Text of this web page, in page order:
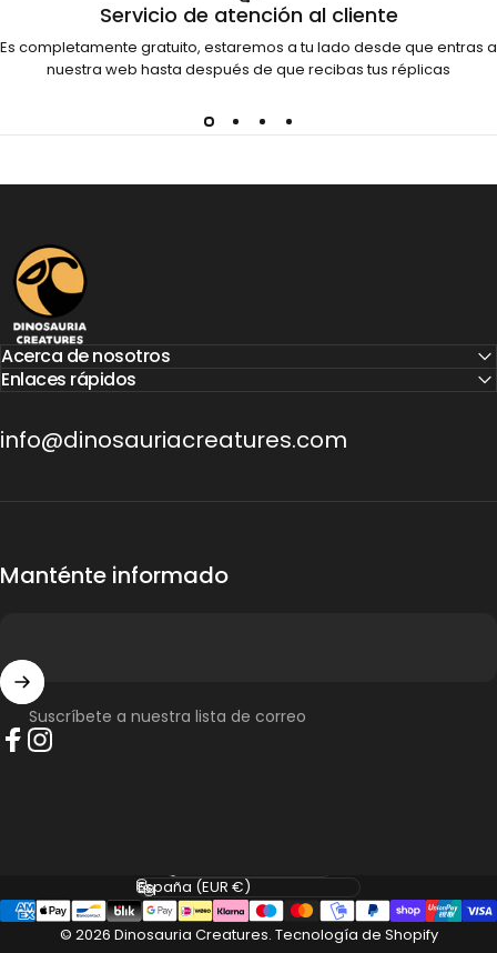
Servicio de atención al cliente
Es completamente gratuito, estaremos a tu lado desde que entras a
nuestra web hasta después de que recibas tus réplicas
Dinosauria Creatures
Acerca de nosotros
Enlaces rápidos
info@dinosauriacreatures.com
Manténte informado
Suscríbete a nuestra lista de correo
© 2026 Dinosauria Creatures. Tecnología de Shopify
Idioma
País/región